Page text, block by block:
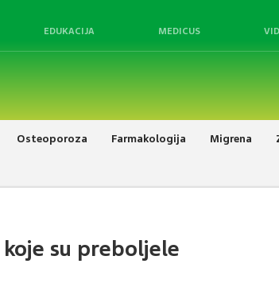
EDUKACIJA MEDICUS
Osteoporoza Farmakologija Migrena
su preboljele